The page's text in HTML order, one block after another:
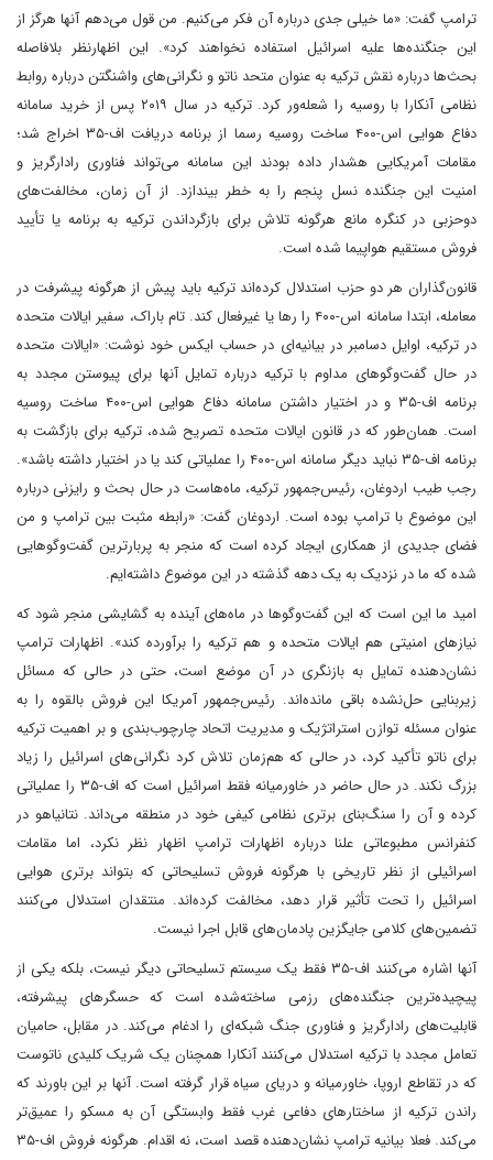
ترامپ گفت: «ما خیلی جدی درباره آن فکر می‌کنیم. من قول می‌دهم آنها هرگز از
این جنگنده‌ها علیه اسرائیل استفاده نخواهند کرد». این اظهارنظر بلافاصله
بحث‌ها درباره نقش ترکیه به عنوان متحد ناتو و نگرانی‌های واشنگتن درباره روابط
نظامی آنکارا با روسیه را شعله‌ور کرد. ترکیه در سال ۲۰۱۹ پس از خرید سامانه
دفاع هوایی اس-۴۰۰ ساخت روسیه رسما از برنامه دریافت اف-۳۵ اخراج شد؛
مقامات آمریکایی هشدار داده بودند این سامانه می‌تواند فناوری رادارگریز و
امنیت این جنگنده نسل پنجم را به خطر بیندازد. از آن زمان، مخالفت‌های
دوحزبی در کنگره مانع هرگونه تلاش برای بازگرداندن ترکیه به برنامه یا تأیید
فروش مستقیم هواپیما شده است.
قانون‌گذاران هر دو حزب استدلال کرده‌اند ترکیه باید پیش از هرگونه پیشرفت در
معامله، ابتدا سامانه اس-۴۰۰ را رها یا غیرفعال کند. تام باراک، سفیر ایالات متحده
در ترکیه، اوایل دسامبر در بیانیه‌ای در حساب ایکس خود نوشت: «ایالات متحده
در حال گفت‌وگوهای مداوم با ترکیه درباره تمایل آنها برای پیوستن مجدد به
برنامه اف-۳۵ و در اختیار داشتن سامانه دفاع هوایی اس-۴۰۰ ساخت روسیه
است. همان‌طور که در قانون ایالات متحده تصریح شده، ترکیه برای بازگشت به
برنامه اف-۳۵ نباید دیگر سامانه اس-۴۰۰ را عملیاتی کند یا در اختیار داشته باشد».
رجب طیب اردوغان، رئیس‌جمهور ترکیه، ماه‌هاست در حال بحث و رایزنی درباره
این موضوع با ترامپ بوده است. اردوغان گفت: «رابطه مثبت بین ترامپ و من
فضای جدیدی از همکاری ایجاد کرده است که منجر به پربارترین گفت‌وگوهایی
شده که ما در نزدیک به یک دهه گذشته در این موضوع داشته‌ایم.
امید ما این است که این گفت‌وگوها در ماه‌های آینده به گشایشی منجر شود که
نیازهای امنیتی هم ایالات متحده و هم ترکیه را برآورده کند». اظهارات ترامپ
نشان‌دهنده تمایل به بازنگری در آن موضع است، حتی در حالی که مسائل
زیربنایی حل‌نشده باقی مانده‌اند. رئیس‌جمهور آمریکا این فروش بالقوه را به
عنوان مسئله توازن استراتژیک و مدیریت اتحاد چارچوب‌بندی و بر اهمیت ترکیه
برای ناتو تأکید کرد، در حالی که هم‌زمان تلاش کرد نگرانی‌های اسرائیل را زیاد
بزرگ نکند. در حال حاضر در خاورمیانه فقط اسرائیل است که اف-۳۵ را عملیاتی
کرده و آن را سنگ‌بنای برتری نظامی کیفی خود در منطقه می‌داند. نتانیاهو در
کنفرانس مطبوعاتی علنا درباره اظهارات ترامپ اظهار نظر نکرد، اما مقامات
اسرائیلی از نظر تاریخی با هرگونه فروش تسلیحاتی که بتواند برتری هوایی
اسرائیل را تحت تأثیر قرار دهد، مخالفت کرده‌اند. منتقدان استدلال می‌کنند
‌تضمین‌های کلامی جایگزین پادمان‌های قابل اجرا نیست.
آنها اشاره می‌کنند ‌اف-۳۵ فقط یک سیستم تسلیحاتی دیگر نیست، بلکه یکی از
پیچیده‌ترین جنگنده‌های رزمی ساخته‌شده است که حسگرهای پیشرفته،
قابلیت‌های رادارگریز و فناوری جنگ شبکه‌ای را ادغام می‌کند. در مقابل، حامیان
تعامل مجدد با ترکیه استدلال می‌کنند ‌آنکارا همچنان یک شریک کلیدی ناتو‌ست
که در تقاطع اروپا، خاورمیانه و دریای سیاه قرار گرفته است. آنها بر این باورند که
راندن ترکیه از ساختارهای دفاعی غرب فقط وابستگی آن به مسکو را عمیق‌تر
می‌کند. فعلا بیانیه ترامپ نشان‌دهنده قصد است، نه اقدام. هرگونه فروش اف-۳۵